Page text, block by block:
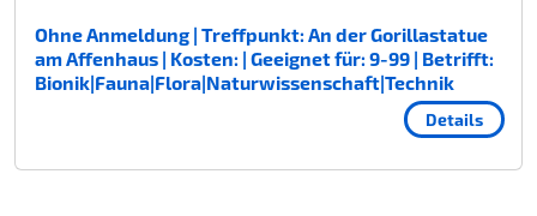
Ohne Anmeldung | Treffpunkt: An der Gorillastatue
am Affenhaus | Kosten: | Geeignet für: 9-99 | Betrifft:
Bionik|Fauna|Flora|Naturwissenschaft|Technik
Details